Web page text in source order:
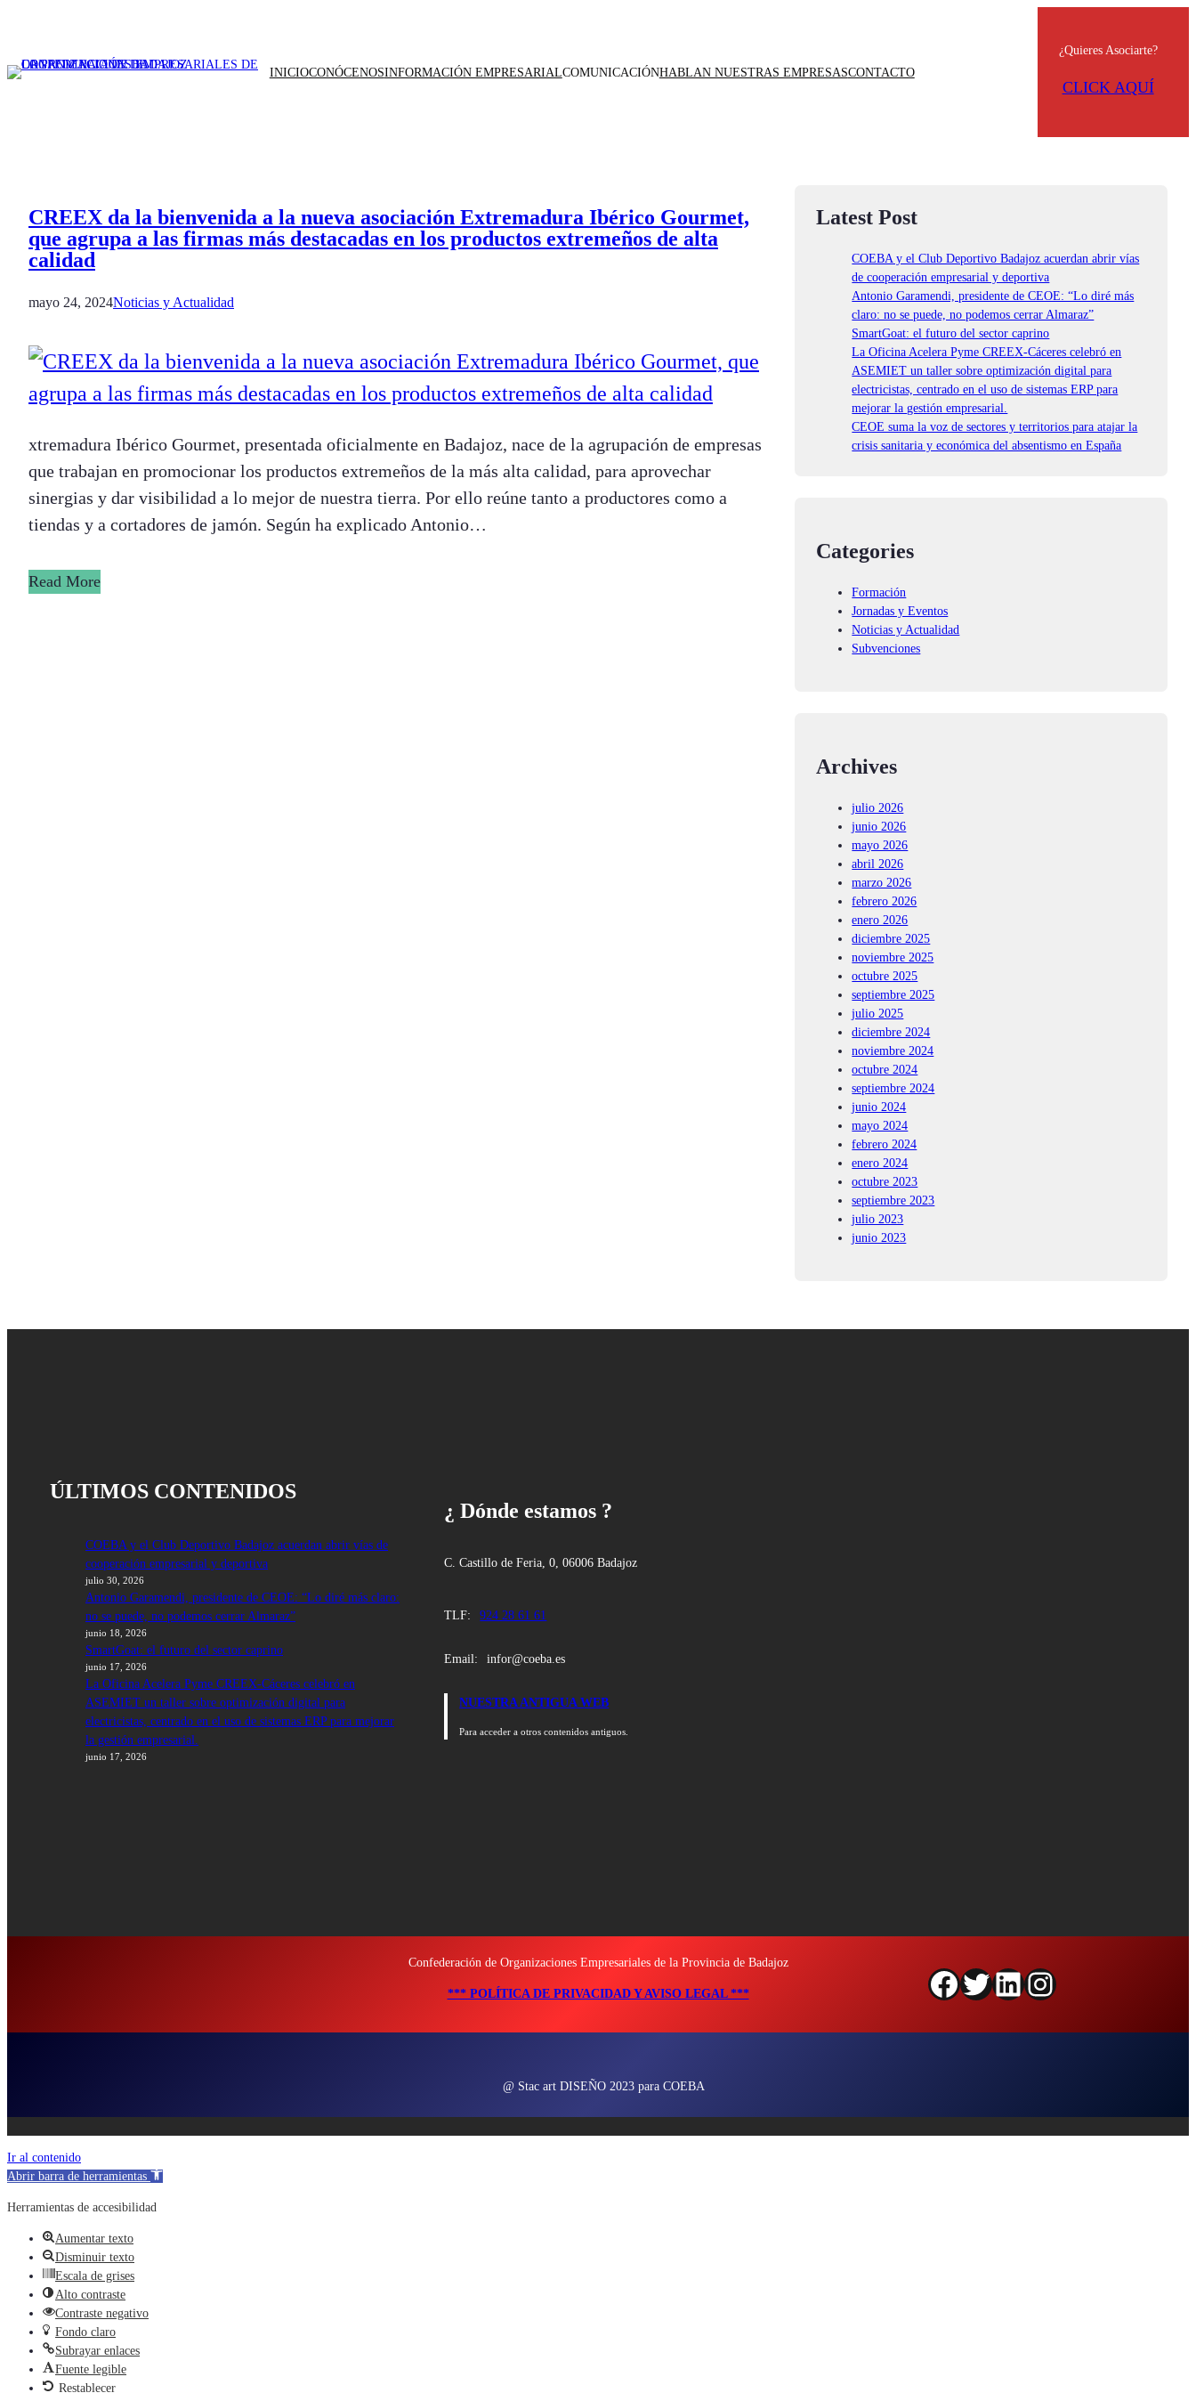
INICIOCONÓCENOSINFORMACIÓN EMPRESARIALCOMUNICACIÓNHABLAN NUESTRAS EMPRESASCONTACTO
¿Quieres Asociarte?
CLICK AQUÍ
CREEX da la bienvenida a la nueva asociación Extremadura Ibérico Gourmet,
que agrupa a las firmas más destacadas en los productos extremeños de alta
calidad
mayo 24, 2024Noticias y Actualidad
xtremadura Ibérico Gourmet, presentada oficialmente en Badajoz, nace de la agrupación de empresas
que trabajan en promocionar los productos extremeños de la más alta calidad, para aprovechar
sinergias y dar visibilidad a lo mejor de nuestra tierra. Por ello reúne tanto a productores como a
tiendas y a cortadores de jamón. Según ha explicado Antonio…
Read More
Latest Post
COEBA y el Club Deportivo Badajoz acuerdan abrir vías
de cooperación empresarial y deportiva
Antonio Garamendi, presidente de CEOE: “Lo diré más
claro: no se puede, no podemos cerrar Almaraz”
SmartGoat: el futuro del sector caprino
La Oficina Acelera Pyme CREEX-Cáceres celebró en
ASEMIET un taller sobre optimización digital para
electricistas, centrado en el uso de sistemas ERP para
mejorar la gestión empresarial.
CEOE suma la voz de sectores y territorios para atajar la
crisis sanitaria y económica del absentismo en España
Categories
Formación
Jornadas y Eventos
Noticias y Actualidad
Subvenciones
Archives
julio 2026
junio 2026
mayo 2026
abril 2026
marzo 2026
febrero 2026
enero 2026
diciembre 2025
noviembre 2025
octubre 2025
septiembre 2025
julio 2025
diciembre 2024
noviembre 2024
octubre 2024
septiembre 2024
junio 2024
mayo 2024
febrero 2024
enero 2024
octubre 2023
septiembre 2023
julio 2023
junio 2023
ÚLTIMOS CONTENIDOS
COEBA y el Club Deportivo Badajoz acuerdan abrir vías de
cooperación empresarial y deportiva
julio 30, 2026
Antonio Garamendi, presidente de CEOE: “Lo diré más claro:
no se puede, no podemos cerrar Almaraz”
junio 18, 2026
SmartGoat: el futuro del sector caprino
junio 17, 2026
La Oficina Acelera Pyme CREEX-Cáceres celebró en
ASEMIET un taller sobre optimización digital para
electricistas, centrado en el uso de sistemas ERP para mejorar
la gestión empresarial.
junio 17, 2026
¿ Dónde estamos ?
C. Castillo de Feria, 0, 06006 Badajoz
TLF: 924 28 61 61
Email: infor@coeba.es
NUESTRA ANTIGUA WEB
Para acceder a otros contenidos antiguos.
Confederación de Organizaciones Empresariales de la Provincia de Badajoz
*** POLÍTICA DE PRIVACIDAD Y AVISO LEGAL *** Facebook Twitter LinkedIn Instagram
@ Stac art DISEÑO 2023 para COEBA
Ir al contenido
Abrir barra de herramientas
Herramientas de accesibilidad
Aumentar texto
Disminuir texto
Escala de grises
Alto contraste
Contraste negativo
Fondo claro
Subrayar enlaces
Fuente legible
Restablecer